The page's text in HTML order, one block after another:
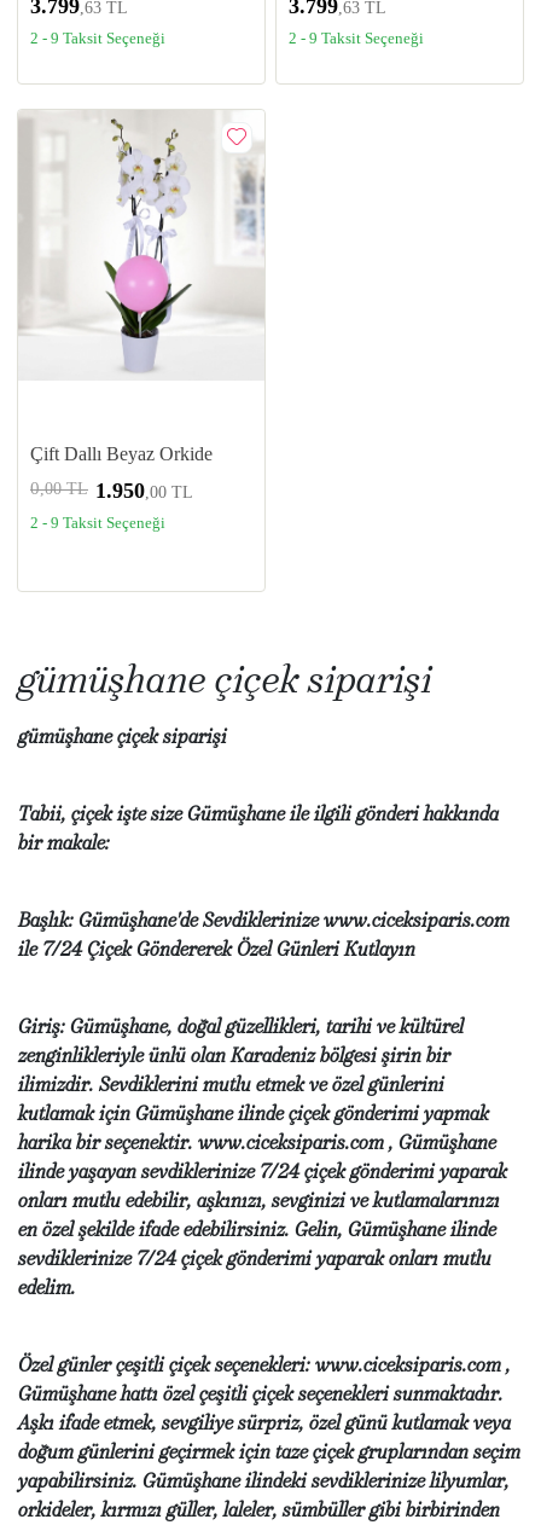
3.799,63 TL
2 - 9 Taksit Seçeneği
3.799,63 TL
2 - 9 Taksit Seçeneği
Çift Dallı Beyaz Orkide
0,00 TL 1.950,00 TL
2 - 9 Taksit Seçeneği
gümüşhane çiçek siparişi
gümüşhane çiçek siparişi
Tabii, çiçek işte size Gümüşhane ile ilgili gönderi hakkında
bir makale:
Başlık: Gümüşhane'de Sevdiklerinize www.ciceksiparis.com
ile 7/24 Çiçek Göndererek Özel Günleri Kutlayın
Giriş: Gümüşhane, doğal güzellikleri, tarihi ve kültürel
zenginlikleriyle ünlü olan Karadeniz bölgesi şirin bir
ilimizdir. Sevdiklerini mutlu etmek ve özel günlerini
kutlamak için Gümüşhane ilinde çiçek gönderimi yapmak
harika bir seçenektir. www.ciceksiparis.com , Gümüşhane
ilinde yaşayan sevdiklerinize 7/24 çiçek gönderimi yaparak
onları mutlu edebilir, aşkınızı, sevginizi ve kutlamalarınızı
en özel şekilde ifade edebilirsiniz. Gelin, Gümüşhane ilinde
sevdiklerinize 7/24 çiçek gönderimi yaparak onları mutlu
edelim.
Özel günler çeşitli çiçek seçenekleri: www.ciceksiparis.com ,
Gümüşhane hattı özel çeşitli çiçek seçenekleri sunmaktadır.
Aşkı ifade etmek, sevgiliye sürpriz, özel günü kutlamak veya
doğum günlerini geçirmek için taze çiçek gruplarından seçim
yapabilirsiniz. Gümüşhane ilindeki sevdiklerinize lilyumlar,
orkideler, kırmızı güller, laleler, sümbüller gibi birbirinden